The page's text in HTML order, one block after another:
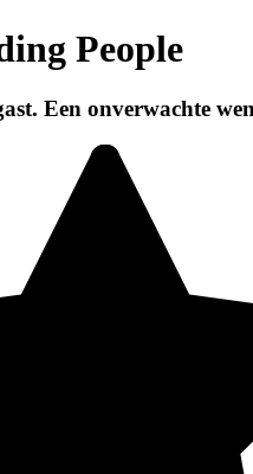
People
Een onverwachte